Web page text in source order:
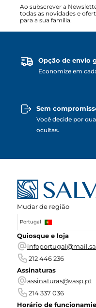
Ao subscrever a
todas as novidades e
para a sua família.
Opção de envio
Economize em
Sem
Você decide por
ocultas.
Mudar de região
Portugal
Quiosque e loja
212 446 236
Assinaturas
assinaturas@vasp.pt
214 337 036
Horário de